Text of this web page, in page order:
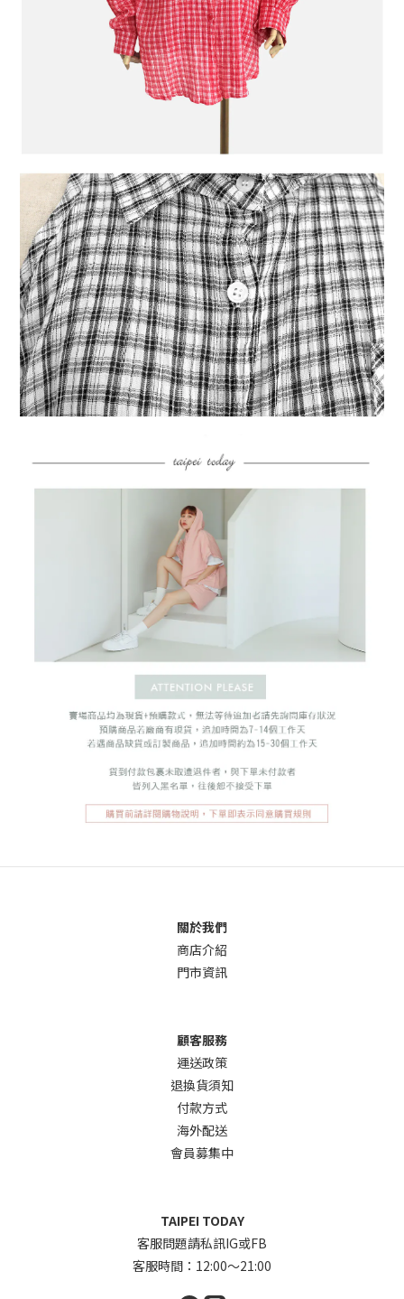
關於我們
商店介紹
門市資訊
顧客服務
運送政策
退換貨須知
付款方式
海外配送
會員募集中
TAIPEI TODAY
客服問題請私訊IG或FB
客服時間：12:00～21:00